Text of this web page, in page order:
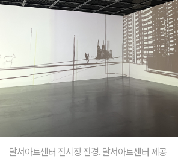
달서아트센터 전시장 전경. 달서아트센터 제공